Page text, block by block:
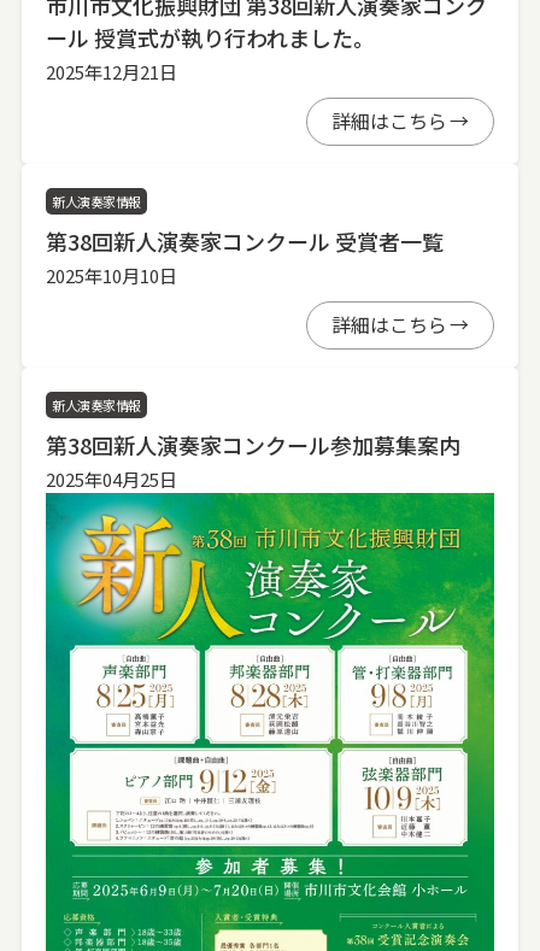
ール 授賞式が執り行われました。
2025年12月21日
詳細はこちら
新人演奏家情報
第38回新人演奏家コンクール 受賞者一覧
2025年10月10日
詳細はこちら
新人演奏家情報
第38回新人演奏家コンクール参加募集案内
2025年04月25日